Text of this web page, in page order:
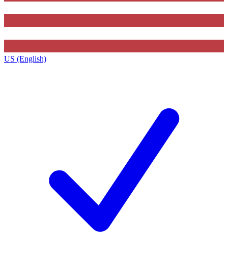
US (English)